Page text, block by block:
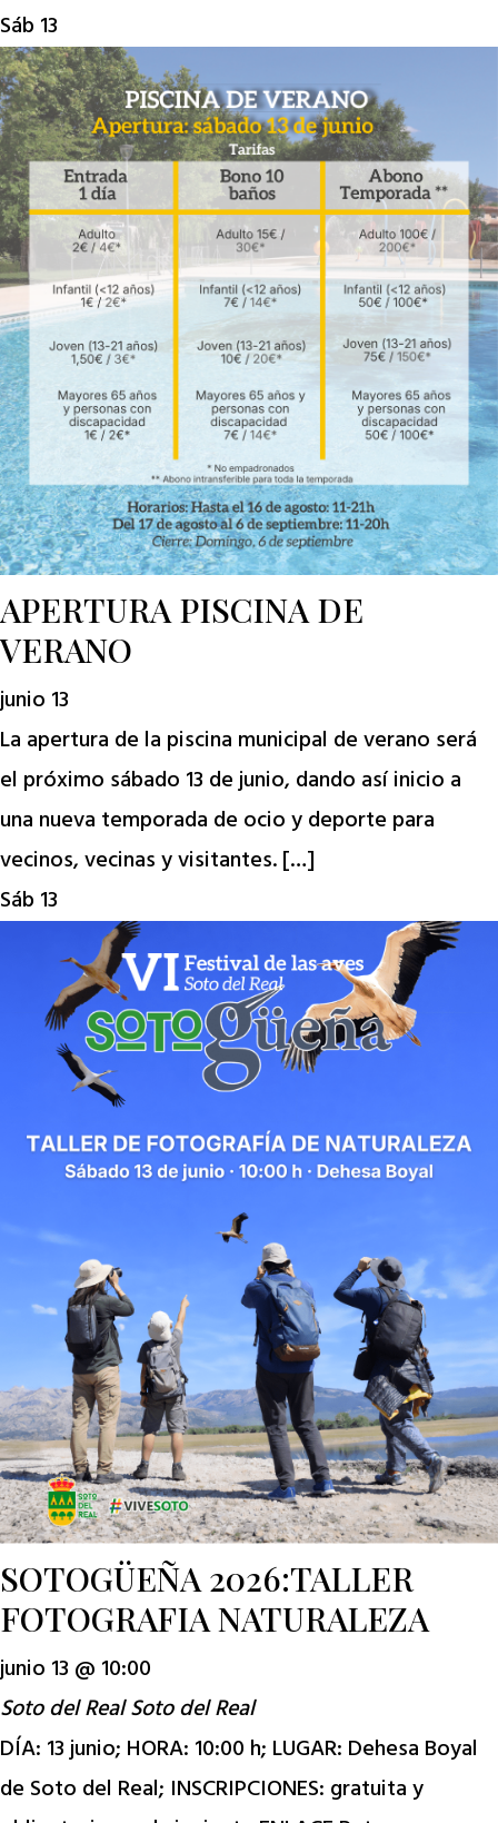
Sáb 13
APERTURA PISCINA DE
VERANO
junio 13
La apertura de la piscina municipal de verano será
el próximo sábado 13 de junio, dando así inicio a
una nueva temporada de ocio y deporte para
vecinos, vecinas y visitantes. […]
Sáb 13
SOTOGÜEÑA 2026:TALLER
FOTOGRAFIA NATURALEZA
junio 13 @ 10:00
Soto del RealSoto del Real
DÍA: 13 junio; HORA: 10:00 h; LUGAR: Dehesa Boyal
de Soto del Real; INSCRIPCIONES: gratuita y